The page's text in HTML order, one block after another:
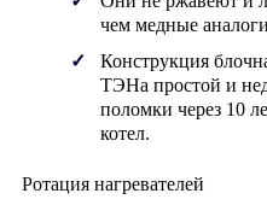
чем медные
Конструкция
ТЭНа простой и
поломки через 10
котел.
Ротация нагревателей